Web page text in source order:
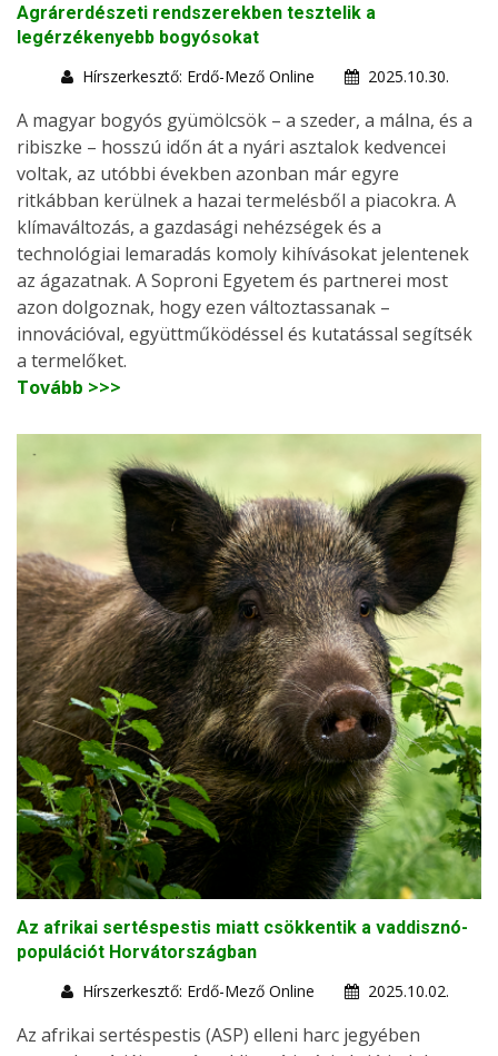
Agrárerdészeti rendszerekben tesztelik a
legérzékenyebb bogyósokat
Hírszerkesztő: Erdő-Mező Online
2025.10.30.
A magyar bogyós gyümölcsök – a szeder, a málna, és a
ribiszke – hosszú időn át a nyári asztalok kedvencei
voltak, az utóbbi években azonban már egyre
ritkábban kerülnek a hazai termelésből a piacokra. A
klímaváltozás, a gazdasági nehézségek és a
technológiai lemaradás komoly kihívásokat jelentenek
az ágazatnak. A Soproni Egyetem és partnerei most
azon dolgoznak, hogy ezen változtassanak –
innovációval, együttműködéssel és kutatással segítsék
a termelőket.
Tovább >>>
Az afrikai sertéspestis miatt csökkentik a vaddisznó-
populációt Horvátországban
Hírszerkesztő: Erdő-Mező Online
2025.10.02.
Az afrikai sertéspestis (ASP) elleni harc jegyében